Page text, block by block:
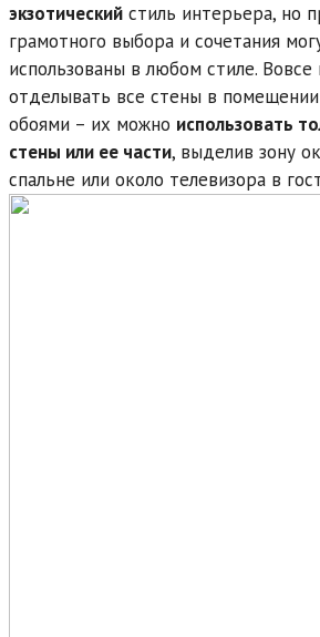
экзотический стиль интерьера, но
грамотного выбора и сочетания
использованы в любом стиле. Вовсе
отделывать все стены в
обоями – их можно использовать
стены или ее части, выделив зону
спальне или около телевизора в